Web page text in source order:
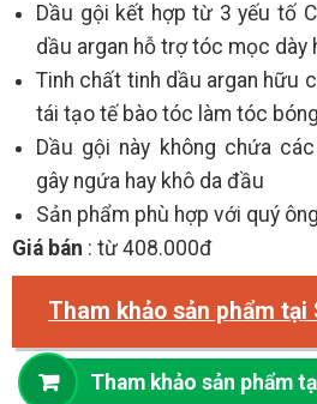
Dầu gội kết hợp từ 3 yếu tố
dầu argan hỗ trợ tóc mọc dày
Tinh chất tinh dầu argan hữu
tái tạo tế bào tóc làm tóc
Dầu gội này không chứa
gây ngứa hay khô da đầu
Sản phẩm phù hợp với quý
Giá bán : từ 408.000đ
Tham khảo sản phẩm tại
Tham khảo sản phẩm